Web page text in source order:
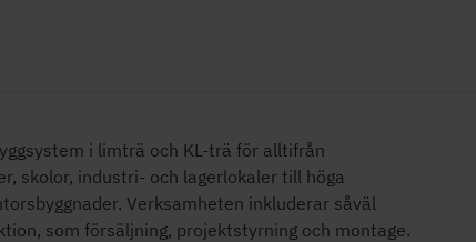
i limträ och KL-trä för alltifrån
skolor, industri- och lagerlokaler till höga
Verksamheten inkluderar såväl
som försäljning, projektstyrning och montage.